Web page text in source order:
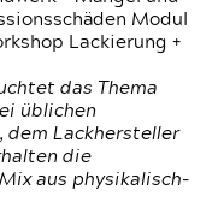
Modul
Lackierung +
das Thema
üblichen
dem Lackhersteller
die
aus physikalisch-